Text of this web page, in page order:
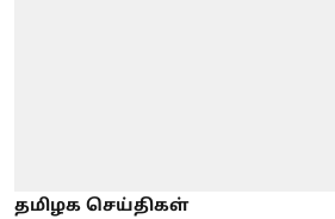
தமிழக செய்திகள்